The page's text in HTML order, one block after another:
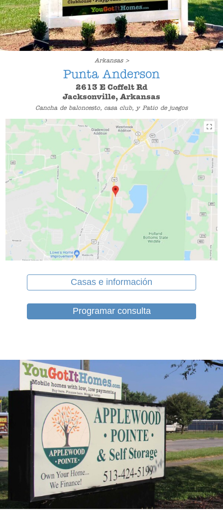
Arkansas >
Punta Anderson
2613 E Coffelt Rd
Jacksonville, Arkansas
Cancha de baloncesto, casa club, y Patio de juegos
Casas e información
Programar consulta